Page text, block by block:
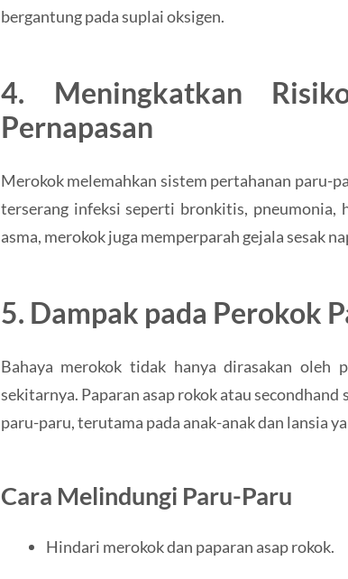
bergantung pada suplai oksigen.
4. Meningkatkan
Pernapasan
Merokok melemahkan sistem pertahanan paru-
terserang infeksi seperti bronkitis, pneumonia,
asma, merokok juga memperparah gejala sesak
5. Dampak pada Perokok
Bahaya merokok tidak hanya dirasakan oleh
sekitarnya. Paparan asap rokok atau
paru-paru, terutama pada anak-anak dan lansia
Cara Melindungi Paru-Paru
Hindari merokok dan paparan asap rokok.